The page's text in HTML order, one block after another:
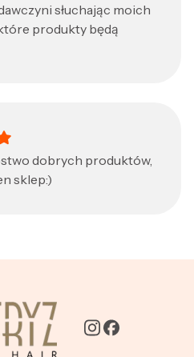
słuchając moich
produkty będą
rating of: 5
dobrych produktów,
sklep:)